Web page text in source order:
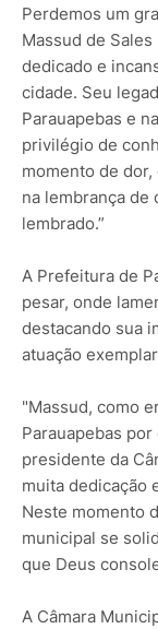
Perdemos um
Massud de
dedicado e
cidade. Seu
Parauapebas e
privilégio de
momento de
na lembrança de
lembrado.”
A Prefeitura de
pesar, onde
destacando sua
atuação
"Massud, como
Parauapebas
presidente da
muita dedicação
Neste momento
municipal se
que Deus
A Câmara